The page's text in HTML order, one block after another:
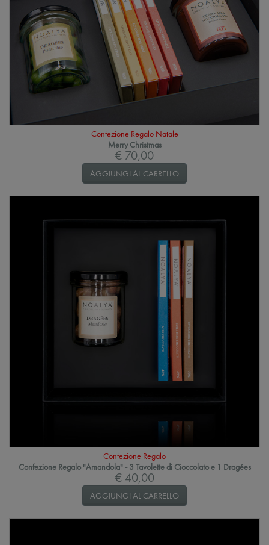
Confezione Regalo Natale
Merry Christmas
€ 70,00
AGGIUNGI AL CARRELLO
Confezione Regalo
Confezione Regalo "Amandola" - 3 Tavolette di Cioccolato e 1 Dragées
€ 40,00
AGGIUNGI AL CARRELLO